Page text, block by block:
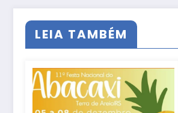
LEIA TAMBÉM